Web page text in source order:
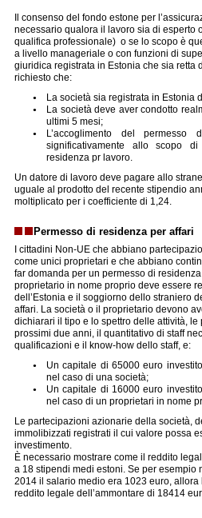
Il consenso del fondo estone per
necessario qualora il lavoro sia di esperto
qualifica professionale) o se lo scopo è
a livello manageriale o con funzioni di
giuridica registrata in Estonia che sia retta
richiesto che:
La società sia registrata in Estonia
La società deve aver condotto
ultimi 5 mesi;
L’accoglimento del permesso
significativamente allo scopo
residenza pr lavoro.
Un datore di lavoro deve pagare allo
uguale al prodotto del recente stipendio
moltiplicato per i coefficiente di 1,24.
Permesso di residenza per affari
I cittadini Non-UE che abbiano
come unici proprietari e che abbiano
far domanda per un permesso di
proprietario in nome proprio deve essere
dell’Estonia e il soggiorno dello straniero
affari. La società o il proprietario devono
dichiarari il tipo e lo spettro delle attività,
prossimi due anni, il quantitativo di staff
qualificazioni e il know-how dello staff, e:
Un capitale di 65000 euro
nel caso di una società;
Un capitale di 16000 euro
nel caso di un proprietari in nome
Le partecipazioni azionarie della società,
immolibizzati registrati il cui valore possa
investimento.
È necessario mostrare come il reddito
a 18 stipendi medi estoni. Se per esempio
2014 il salario medio era 1023 euro,
reddito legale dell’ammontare di 18414